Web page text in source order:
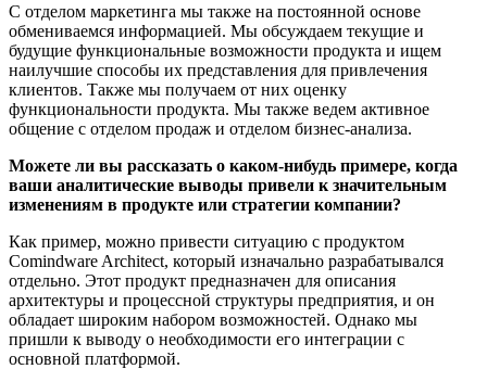
С отделом маркетинга мы также на постоянной основе
обмениваемся информацией. Мы обсуждаем текущие и
будущие функциональные возможности продукта и ищем
наилучшие способы их представления для привлечения
клиентов. Также мы получаем от них оценку
функциональности продукта. Мы также ведем активное
общение с отделом продаж и отделом бизнес-анализа.
Можете ли вы рассказать о каком-нибудь примере, когда
ваши аналитические выводы привели к значительным
изменениям в продукте или стратегии компании?
Как пример, можно привести ситуацию с продуктом
Comindware Architect, который изначально разрабатывался
отдельно. Этот продукт предназначен для описания
архитектуры и процессной структуры предприятия, и он
обладает широким набором возможностей. Однако мы
пришли к выводу о необходимости его интеграции с
основной платформой.